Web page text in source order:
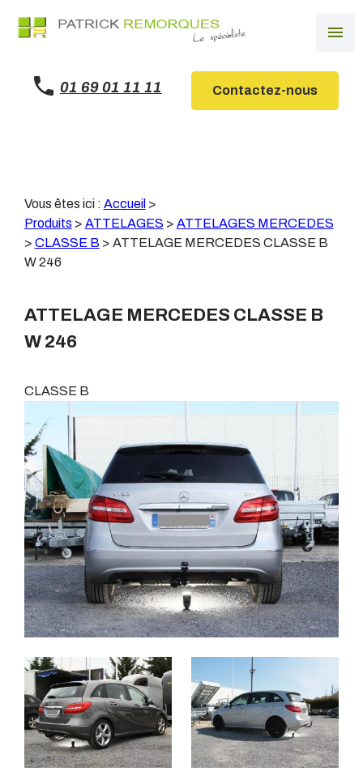
menu
01 69 01 11 11 Contactez-nous
Vous êtes ici : Accueil >
Produits > ATTELAGES > ATTELAGES MERCEDES
> CLASSE B > ATTELAGE MERCEDES CLASSE B
W 246
ATTELAGE MERCEDES CLASSE B
W 246
CLASSE B